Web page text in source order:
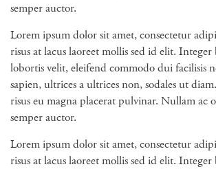
semper auctor.
Lorem ipsum dolor sit amet, consectetur
risus at lacus laoreet mollis sed id elit.
lobortis velit, eleifend commodo dui facilisis
sapien, ultrices a ultrices non, sodales ut
risus eu magna placerat pulvinar. Nullam ac
semper auctor.
Lorem ipsum dolor sit amet, consectetur
risus at lacus laoreet mollis sed id elit.